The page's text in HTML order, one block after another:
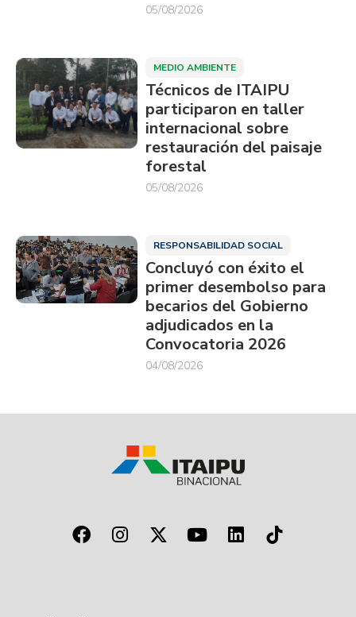
05/08/2026
MEDIO AMBIENTE
Técnicos de ITAIPU
participaron en taller
internacional sobre
restauración del paisaje
forestal
05/08/2026
RESPONSABILIDAD SOCIAL
Concluyó con éxito el
primer desembolso para
becarios del Gobierno
adjudicados en la
Convocatoria 2026
04/08/2026